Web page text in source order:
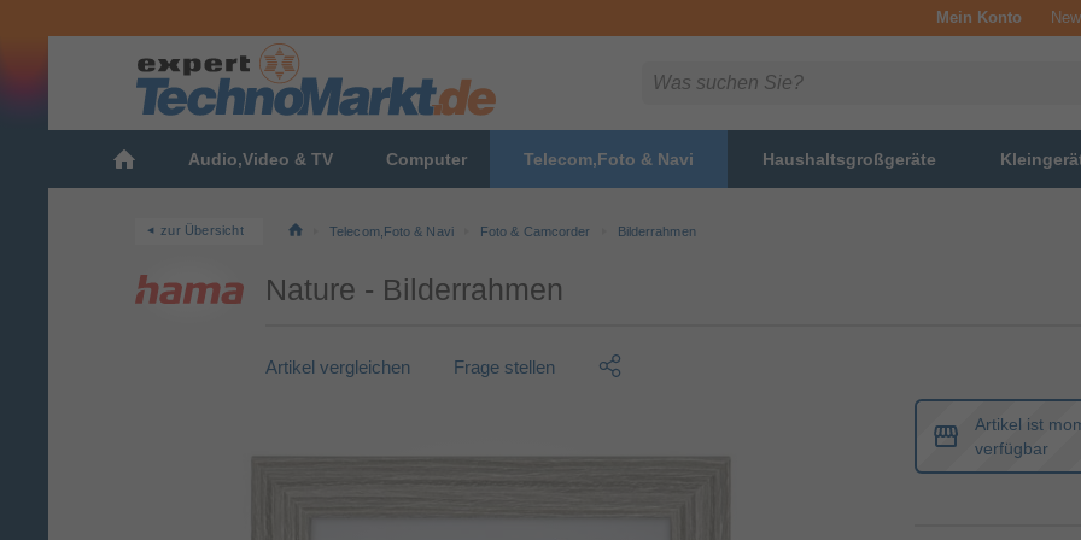
Mein Konto
Audio,Video & TV Computer Telecom,Foto & Navi Haushaltsgroßgeräte
zur Übersicht Telecom,Foto & Navi Foto & Camcorder Bilderrahmen
Nature - Bilderrahmen
Artikel vergleichen Frage stellen
Artikel ist
verfügbar